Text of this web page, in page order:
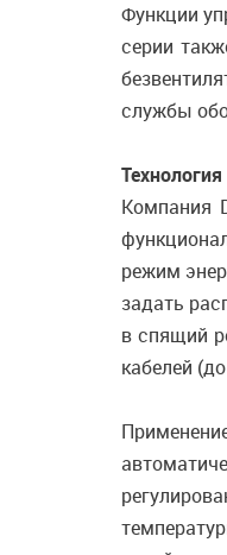
Функции
серии
службы
Компания
режим
задать
в спящий
кабелей